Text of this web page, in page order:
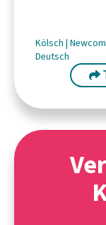
Kölsch |
Deutsch